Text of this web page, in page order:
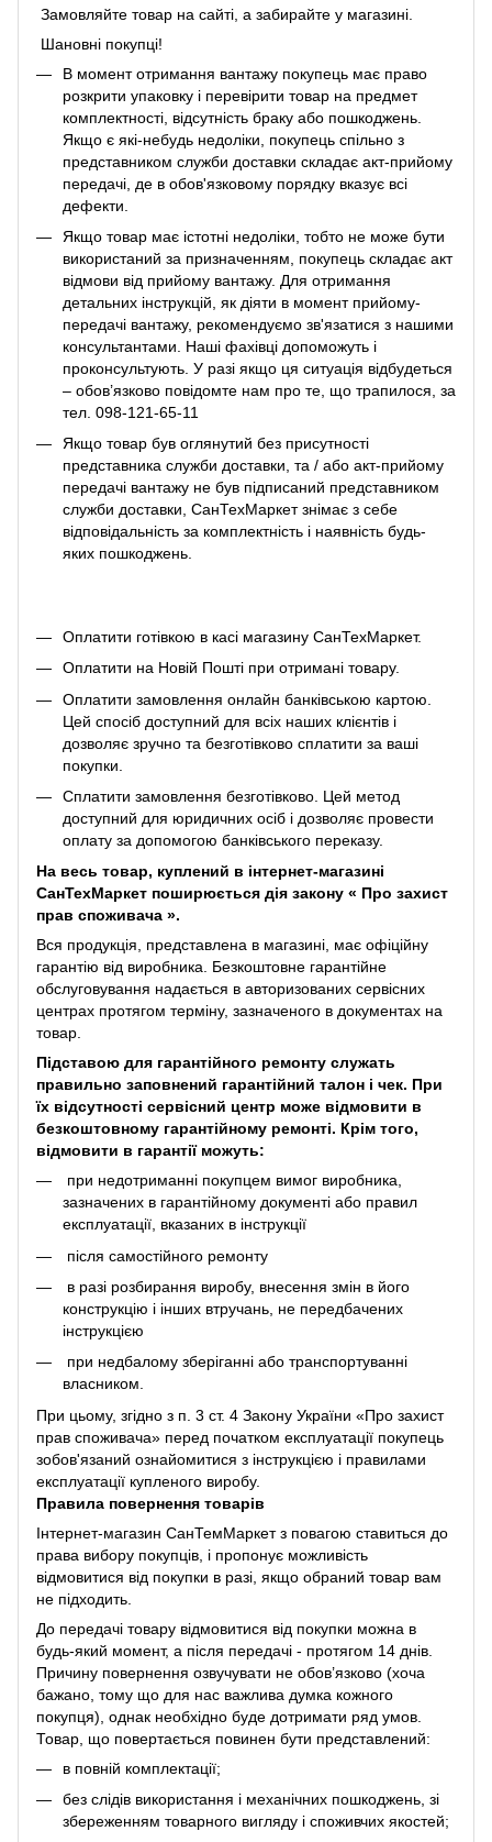
Замовляйте товар на сайті, а забирайте у магазині.
Шановні покупці!
В момент отримання вантажу покупець має право
розкрити упаковку і перевірити товар на предмет
комплектності, відсутність браку або пошкоджень.
Якщо є які-небудь недоліки, покупець спільно з
представником служби доставки складає акт-прийому
передачі, де в обов'язковому порядку вказує всі
дефекти.
Якщо товар має істотні недоліки, тобто не може бути
використаний за призначенням, покупець складає акт
відмови від прийому вантажу. Для отримання
детальних інструкцій, як діяти в момент прийому-
передачі вантажу, рекомендуємо зв'язатися з нашими
консультантами. Наші фахівці допоможуть і
проконсультують. У разі якщо ця ситуація відбудеться
– обов’язково повідомте нам про те, що трапилося, за
тел. 098-121-65-11
Якщо товар був оглянутий без присутності
представника служби доставки, та / або акт-прийому
передачі вантажу не був підписаний представником
служби доставки, СанТехМаркет знімає з себе
відповідальність за комплектність і наявність будь-
яких пошкоджень.
Оплатити готівкою в касі магазину СанТехМаркет.
Оплатити на Новій Пошті при отримані товару.
Оплатити замовлення онлайн банківською картою.
Цей спосіб доступний для всіх наших клієнтів і
дозволяє зручно та безготівково сплатити за ваші
покупки.
Сплатити замовлення безготівково. Цей метод
доступний для юридичних осіб і дозволяє провести
оплату за допомогою банківського переказу.
На весь товар, куплений в інтернет-магазині
СанТехМаркет поширюється дія закону « Про захист
прав споживача ».
Вся продукція, представлена ​​в магазині, має офіційну
гарантію від виробника. Безкоштовне гарантійне
обслуговування надається в авторизованих сервісних
центрах протягом терміну, зазначеного в документах на
товар.
Підставою для гарантійного ремонту служать
правильно заповнений гарантійний талон і чек. При
їх відсутності сервісний центр може відмовити в
безкоштовному гарантійному ремонті. Крім того,
відмовити в гарантії можуть:
при недотриманні покупцем вимог виробника,
зазначених в гарантійному документі або правил
експлуатації, вказаних в інструкції
після самостійного ремонту
в разі розбирання виробу, внесення змін в його
конструкцію і інших втручань, не передбачених
інструкцією
при недбалому зберіганні або транспортуванні
власником.
При цьому, згідно з п. 3 ст. 4 Закону України «Про захист
прав споживача» перед початком експлуатації покупець
зобов'язаний ознайомитися з інструкцією і правилами
експлуатації купленого виробу.
Правила повернення товарів
Інтернет-магазин СанТемМаркет з повагою ставиться до
права вибору покупців, і пропонує можливість
відмовитися від покупки в разі, якщо обраний товар вам
не підходить.
До передачі товару відмовитися від покупки можна в
будь-який момент, а після передачі - протягом 14 днів.
Причину повернення озвучувати не обов’язково (хоча
бажано, тому що для нас важлива думка кожного
покупця), однак необхідно буде дотримати ряд умов.
Товар, що повертається повинен бути представлений:
в повній комплектації;
без слідів використання і механічних пошкоджень, зі
збереженням товарного вигляду і споживчих якостей;